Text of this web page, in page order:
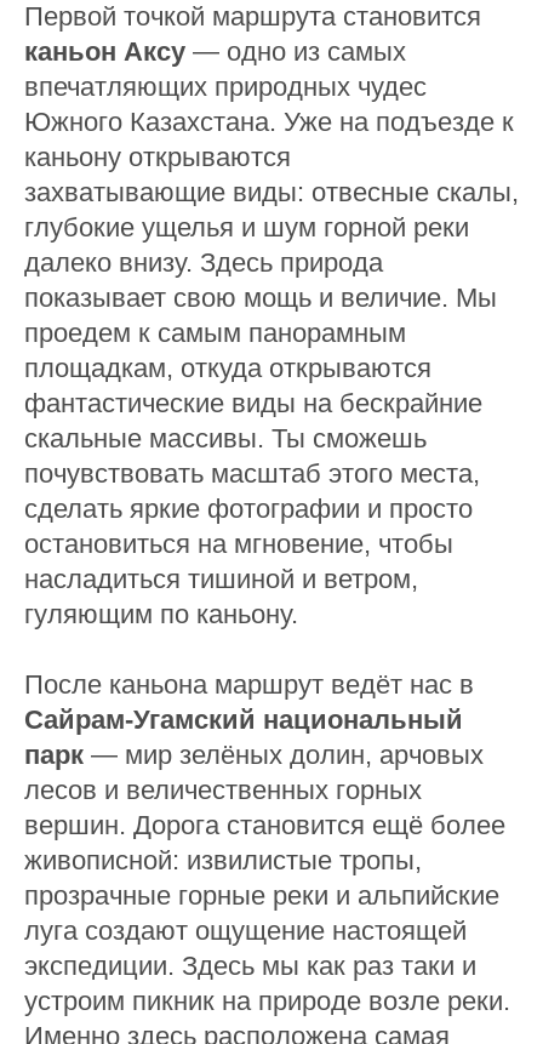
Первой точкой маршрута становится
каньон Аксу — одно из самых
впечатляющих природных чудес
Южного Казахстана. Уже на подъезде к
каньону открываются
захватывающие виды: отвесные скалы,
глубокие ущелья и шум горной реки
далеко внизу. Здесь природа
показывает свою мощь и величие. Мы
проедем к самым панорамным
площадкам, откуда открываются
фантастические виды на бескрайние
скальные массивы. Ты сможешь
почувствовать масштаб этого места,
сделать яркие фотографии и просто
остановиться на мгновение, чтобы
насладиться тишиной и ветром,
гуляющим по каньону.
После каньона маршрут ведёт нас в
Сайрам-Угамский национальный
парк — мир зелёных долин, арчовых
лесов и величественных горных
вершин. Дорога становится ещё более
живописной: извилистые тропы,
прозрачные горные реки и альпийские
луга создают ощущение настоящей
экспедиции. Здесь мы как раз таки и
устроим пикник на природе возле реки.
Именно здесь расположена самая